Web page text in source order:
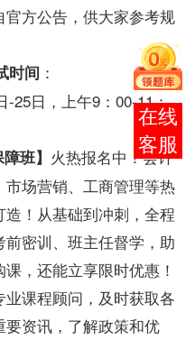
方公告，供大家参考规
时间 ：
-25日，上午9：00-11：
班】 火热报名中！会计
场营销、工商管理等热
！从基础到冲刺，全程
密训、班主任督学，助
课，还能立享限时优惠！
课程顾问，及时获取各
资讯，了解政策和优
在线
客服